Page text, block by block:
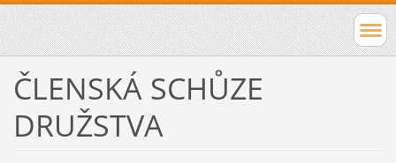
ČLENSKÁ SCHŮZE
DRUŽSTVA